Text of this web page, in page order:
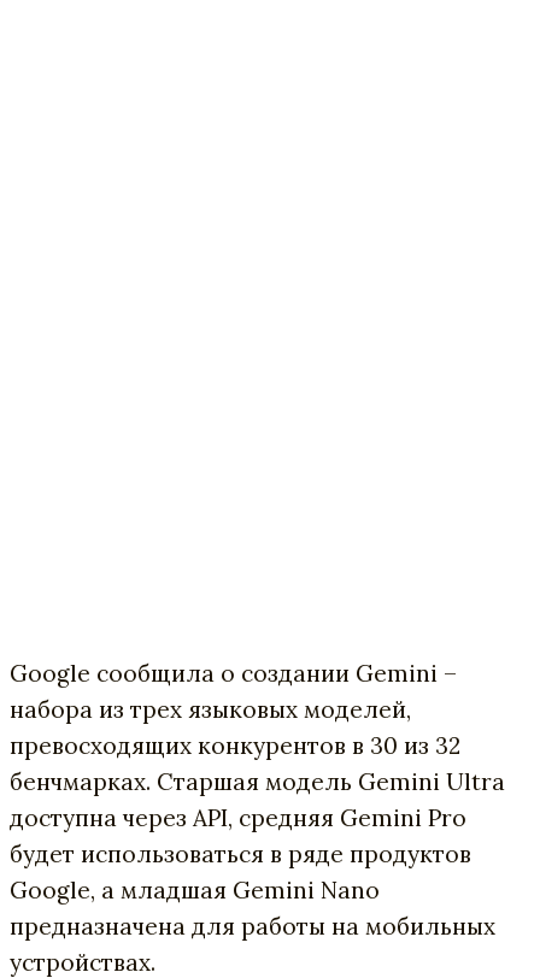
Google сообщила о создании Gemini –
набора из трех языковых моделей,
превосходящих конкурентов в 30 из 32
бенчмарках. Старшая модель Gemini Ultra
доступна через API, средняя Gemini Pro
будет использоваться в ряде продуктов
Google, а младшая Gemini Nano
предназначена для работы на мобильных
устройствах.